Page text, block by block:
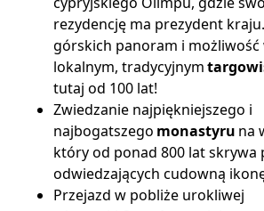
rezydencję ma prezydent
górskich panoram i możliwość
lokalnym, tradycyjnym
tutaj od 100 lat!
Zwiedzanie najpiękniejszego i
najbogatszego monastyru na
który od ponad 800 lat skrywa
odwiedzających cudowną
Przejazd w pobliże urokliwej